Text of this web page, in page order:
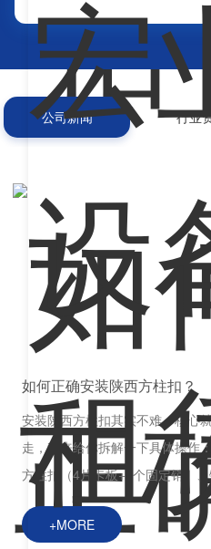
立以来，一直秉承专业的服
度服务于广大…
公司新闻 行业
如何正确安装陕西方柱扣？
安装陕西方柱扣其实不难，核心
走，我来给你拆解一下具体操作
方柱扣（4片卡板+4个固定销）
选）。?模板处理?：确保方...
+MORE